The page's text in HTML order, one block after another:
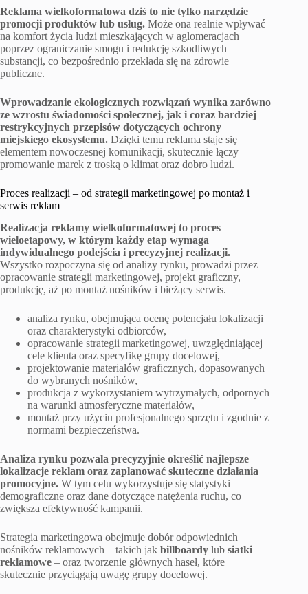
Reklama wielkoformatowa dziś to nie tylko narzędzie
promocji produktów lub usług. Może ona realnie wpływać
na komfort życia ludzi mieszkających w aglomeracjach
poprzez ograniczanie smogu i redukcję szkodliwych
substancji, co bezpośrednio przekłada się na zdrowie
publiczne.
Wprowadzanie ekologicznych rozwiązań wynika zarówno
ze wzrostu świadomości społecznej, jak i coraz bardziej
restrykcyjnych przepisów dotyczących ochrony
miejskiego ekosystemu. Dzięki temu reklama staje się
elementem nowoczesnej komunikacji, skutecznie łączy
promowanie marek z troską o klimat oraz dobro ludzi.
Proces realizacji – od strategii marketingowej po montaż i
serwis reklam
Realizacja reklamy wielkoformatowej to proces
wieloetapowy, w którym każdy etap wymaga
indywidualnego podejścia i precyzyjnej realizacji.
Wszystko rozpoczyna się od analizy rynku, prowadzi przez
opracowanie strategii marketingowej, projekt graficzny,
produkcję, aż po montaż nośników i bieżący serwis.
analiza rynku, obejmująca ocenę potencjału lokalizacji
oraz charakterystyki odbiorców,
opracowanie strategii marketingowej, uwzględniającej
cele klienta oraz specyfikę grupy docelowej,
projektowanie materiałów graficznych, dopasowanych
do wybranych nośników,
produkcja z wykorzystaniem wytrzymałych, odpornych
na warunki atmosferyczne materiałów,
montaż przy użyciu profesjonalnego sprzętu i zgodnie z
normami bezpieczeństwa.
Analiza rynku pozwala precyzyjnie określić najlepsze
lokalizacje reklam oraz zaplanować skuteczne działania
promocyjne. W tym celu wykorzystuje się statystyki
demograficzne oraz dane dotyczące natężenia ruchu, co
zwiększa efektywność kampanii.
Strategia marketingowa obejmuje dobór odpowiednich
nośników reklamowych – takich jak billboardy lub siatki
reklamowe – oraz tworzenie głównych haseł, które
skutecznie przyciągają uwagę grupy docelowej.